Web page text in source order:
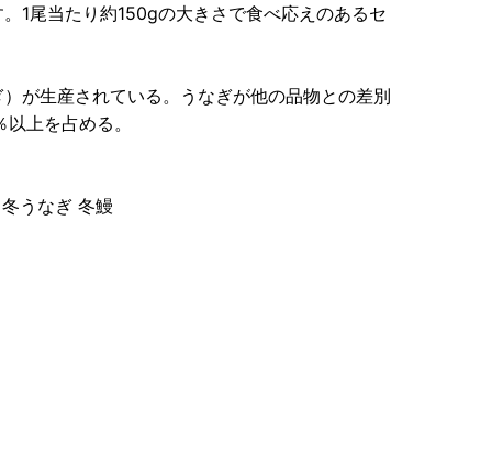
1尾当たり約150gの大きさで食べ応えのあるセ
が生産されている。うなぎが他の品物との差別
上を占める。
うなぎ 冬鰻